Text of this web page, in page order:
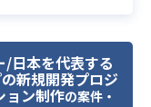
ルダーとの調整
えいたしま
/日本を代表する
新規開発プロジ
ョン制作の案件・